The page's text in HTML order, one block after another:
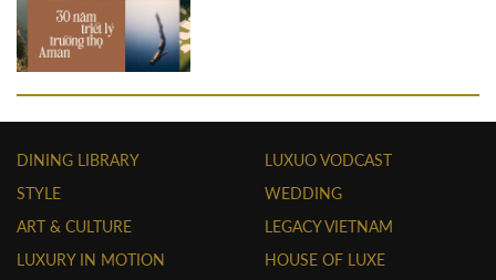
DINING LIBRARY
STYLE
ART & CULTURE
LUXURY IN MOTION
LUXUO VODCAST
WEDDING
LEGACY VIETNAM
HOUSE OF LUXE